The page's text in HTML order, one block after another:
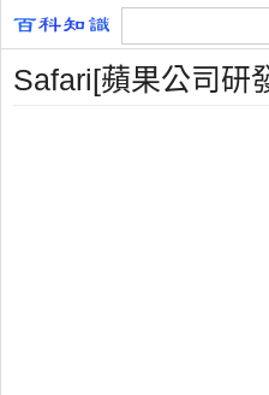
Safari[蘋果公司研